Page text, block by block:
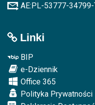
AE:PL-53777-
Linki
BIP
e-Dziennik
Office 365
Polityka Prywatności